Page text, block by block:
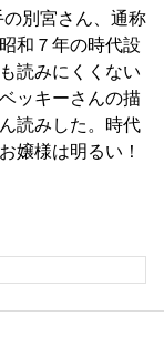
別宮さん、通称
和７年の時代設
読みにくくない
ッキーさんの描
読みした。時代
嬢様は明るい！